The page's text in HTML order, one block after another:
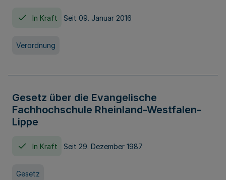
In Kraft Seit 09. Januar 2016
Verordnung
Gesetz über die Evangelische
Fachhochschule Rheinland-Westfalen-
Lippe
In Kraft Seit 29. Dezember 1987
Gesetz